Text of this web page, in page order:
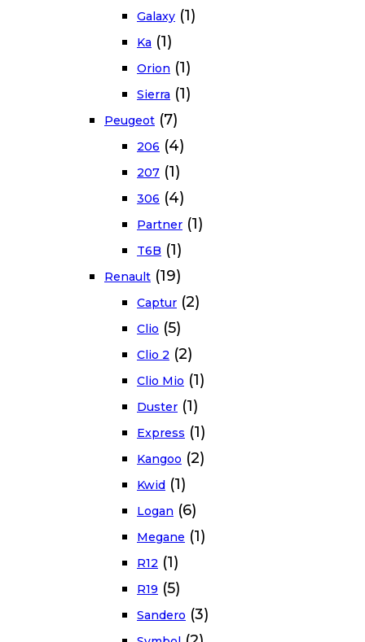
Galaxy (1)
Ka (1)
Orion (1)
Sierra (1)
Peugeot (7)
206 (4)
207 (1)
306 (4)
Partner (1)
T6B (1)
Renault (19)
Captur (2)
Clio (5)
Clio 2 (2)
Clio Mio (1)
Duster (1)
Express (1)
Kangoo (2)
Kwid (1)
Logan (6)
Megane (1)
R12 (1)
R19 (5)
Sandero (3)